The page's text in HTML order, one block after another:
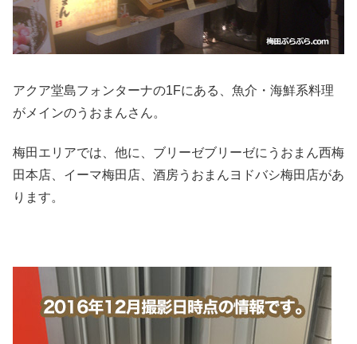
アクア堂島フォンターナの1Fにある、魚介・海鮮系料理
がメインのうおまんさん。
梅田エリアでは、他に、ブリーゼブリーゼにうおまん西梅
田本店、イーマ梅田店、酒房うおまんヨドバシ梅田店があ
ります。